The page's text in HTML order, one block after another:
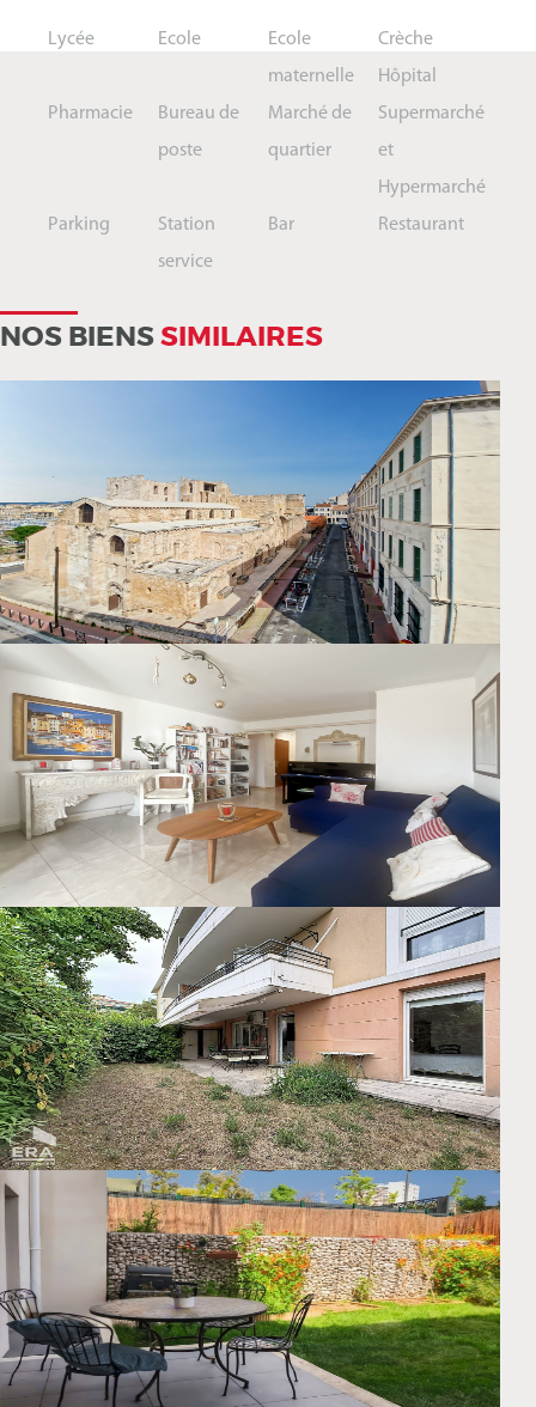
Lycée Ecole
Ecole
maternelle
Crèche
Hôpital
Pharmacie
Bureau de
poste
Marché de
quartier
Supermarché
et
Hypermarché
Parking
Station
service
Bar Restaurant
NOS BIENSSIMILAIRES